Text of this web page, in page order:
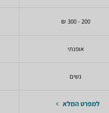
200 - 300 ₪
אופנתי
נשים
למפרט המלא